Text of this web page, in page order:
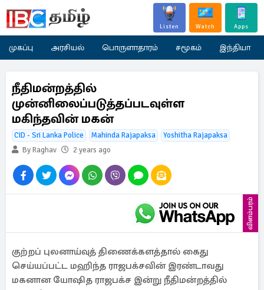
Listen Watch Apps
முகப்பு அரசியல் பொருளாதாரம் சமூகம் இந்தியா
நீதிமன்றத்தில்
முன்னிலைப்படுத்தப்படவுள்ள
மகிந்தவின் மகன்
CID - Sri Lanka Police Mahinda Rajapaksa
Yoshitha Rajapaksa
By Raghav
2 years ago
விளம்பரம்
குற்றப் புலனாய்வுத் திணைக்களத்தால் கைது
செய்யப்பட்ட மஹிந்த ராஜபக்சவின் இரண்டாவது
மகனான யோஷித ராஜபக்ச இன்று நீதிமன்றத்தில்